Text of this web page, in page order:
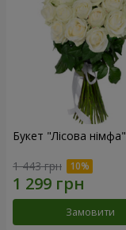
Букет "Лісова німфа"
1 443 грн
Замовити